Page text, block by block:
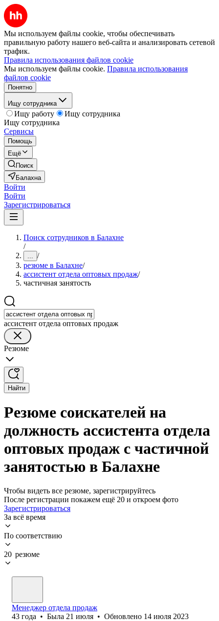
Мы используем файлы cookie, чтобы обеспечивать
правильную работу нашего веб-сайта и анализировать сетевой
трафик.
Правила использования файлов cookie
Мы используем файлы cookie. Правила использования
файлов cookie
Понятно
Ищу сотрудника
Ищу работу
Ищу сотрудника
Ищу сотрудника
Сервисы
Помощь
Ещё
Поиск
Балахна
Войти
Войти
Зарегистрироваться
Поиск сотрудников в Балахне
/
... /
резюме в Балахне/
ассистент отдела оптовых продаж/
частичная занятость
ассистент отдела оптовых продаж
Резюме
Найти
Резюме соискателей на
должность ассистента отдела
оптовых продаж с частичной
занятостью в Балахне
Чтобы видеть все резюме, зарегистрируйтесь
После регистрации покажем ещё 20 и откроем фото
Зарегистрироваться
За всё время
По соответствию
20 резюме
Менеджер отдела продаж
43 года • Была 21 июля • Обновлено 14 июля 2023